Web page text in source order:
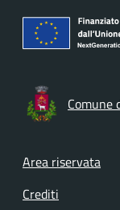
Comune
Footer
Area riservata
Crediti